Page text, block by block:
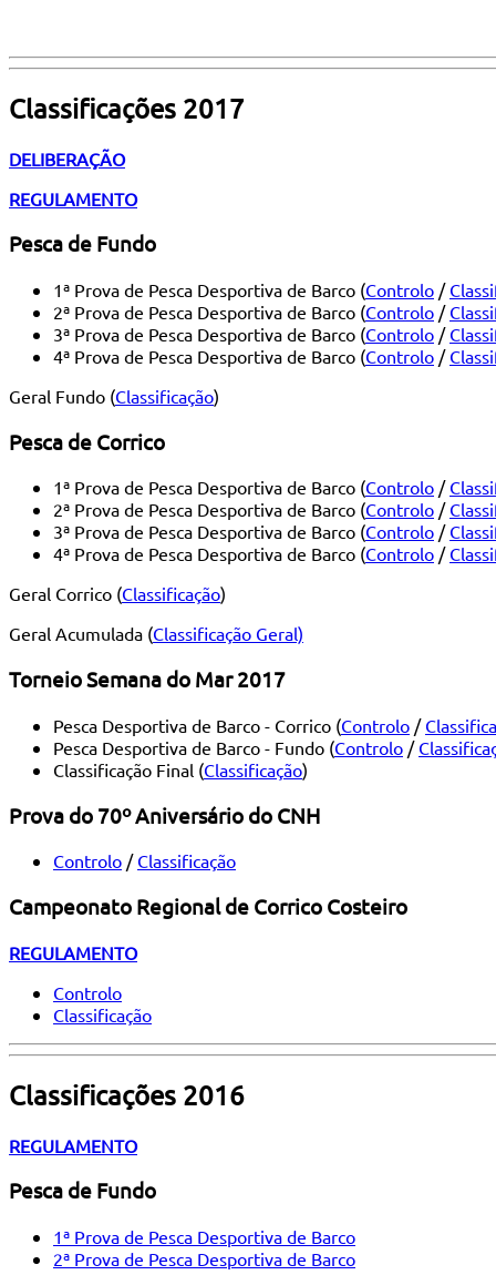
Classificações 2017
DELIBERAÇÃO
REGULAMENTO
Pesca de Fundo
1ª Prova de Pesca Desportiva de Barco (Controlo /
2ª Prova de Pesca Desportiva de Barco (Controlo /
3ª Prova de Pesca Desportiva de Barco (Controlo /
4ª Prova de Pesca Desportiva de Barco (Controlo /
Geral Fundo (Classificação)
Pesca de Corrico
1ª Prova de Pesca Desportiva de Barco (Controlo /
2ª Prova de Pesca Desportiva de Barco (Controlo /
3ª Prova de Pesca Desportiva de Barco (Controlo /
4ª Prova de Pesca Desportiva de Barco (Controlo /
Geral Corrico (Classificação)
Geral Acumulada (Classificação Geral)
Torneio Semana do Mar 2017
Pesca Desportiva de Barco - Corrico (Controlo /
Pesca Desportiva de Barco - Fundo (Controlo /
Classificação Final (Classificação)
Prova do 70º Aniversário do CNH
Controlo / Classificação
Campeonato Regional de Corrico Costeiro
REGULAMENTO
Controlo
Classificação
Classificações 2016
REGULAMENTO
Pesca de Fundo
1ª Prova de Pesca Desportiva de Barco
2ª Prova de Pesca Desportiva de Barco